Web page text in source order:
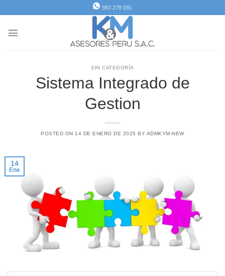
al
contenido
983 278 091
SIN CATEGORÍA
Sistema Integrado de
Gestion
POSTED ON14 DE ENERO DE 2025 BY ADMKYM-NEW
14
Ene